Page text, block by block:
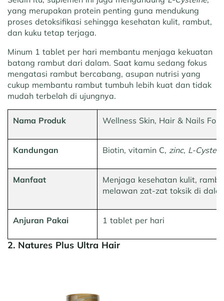
yang merupakan protein penting guna mendukung
proses detoksifikasi sehingga kesehatan kulit, rambut,
dan kuku tetap terjaga.
Minum 1 tablet per hari membantu menjaga kekuatan
batang rambut dari dalam. Saat kamu sedang fokus
mengatasi rambut bercabang, asupan nutrisi yang
cukup membantu rambut tumbuh lebih kuat dan tidak
mudah terbelah di ujungnya.
Nama Produk Wellness Skin, Hair & Nails
Kandungan Biotin, vitamin C, zinc, L-
Manfaat
Menjaga kesehatan kulit,
melawan zat-zat toksik di
Anjuran Pakai 1 tablet per hari
2. Natures Plus Ultra Hair